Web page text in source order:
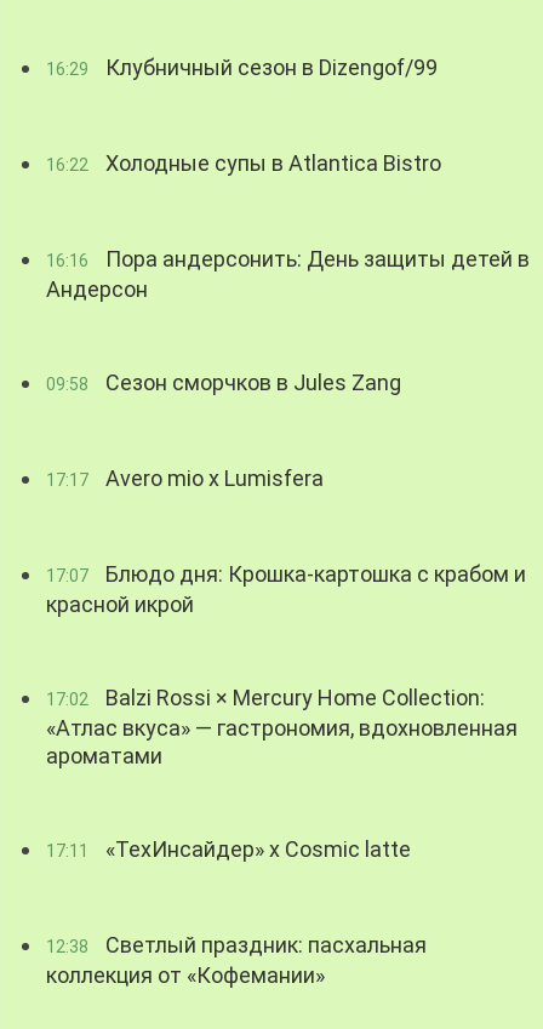
16:29 Клубничный сезон в Dizengof/99
16:22 Холодные супы в Atlantica Bistro
16:16
Пора андерсонить: День защиты детей в
Андерсон
09:58 Сезон сморчков в Jules Zang
17:17 Avero mio x Lumisfera
17:07
Блюдо дня: Крошка-картошка с крабом и
красной икрой
17:02
Balzi Rossi × Mercury Home Collection:
«Атлас вкуса» — гастрономия, вдохновленная
ароматами
17:11 «ТехИнсайдер» х Cosmic latte
12:38
Светлый праздник: пасхальная
коллекция от «Кофемании»